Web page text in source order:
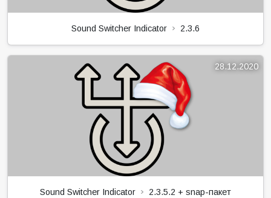
Sound Switcher Indicator 2.3.6
28.12.2020
Sound Switcher Indicator 2.3.5.2 + snap-пакет